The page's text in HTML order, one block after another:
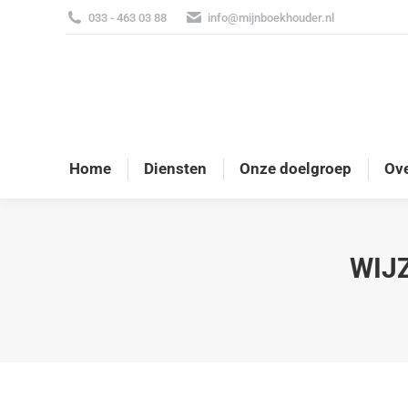
033 - 463 03 88 info@mijnboekhouder.nl
Home Diensten Onze doelgroep